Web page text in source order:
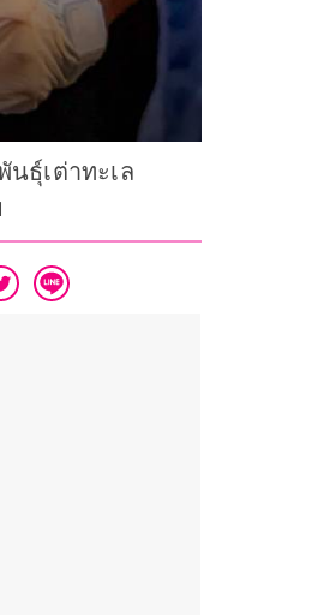
ธุ์เต่าทะเล